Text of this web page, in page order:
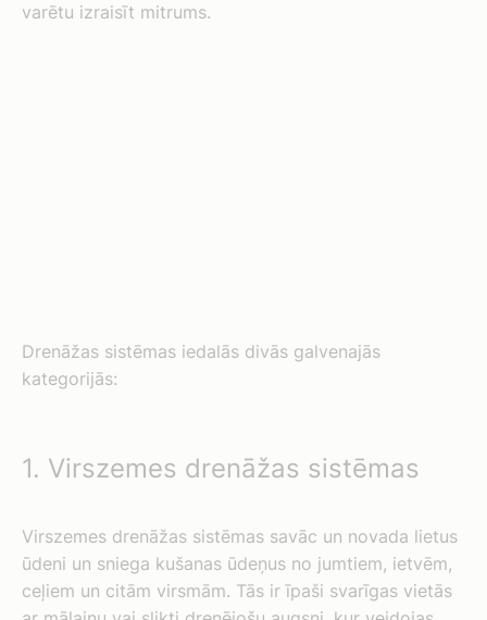
varētu izraisīt mitrums.
Drenāžas sistēmas iedalās divās galvenajās
kategorijās:
1. Virszemes drenāžas sistēmas
Virszemes drenāžas sistēmas savāc un novada lietus
ūdeni un sniega kušanas ūdeņus no jumtiem, ietvēm,
ceļiem un citām virsmām. Tās ir īpaši svarīgas vietās